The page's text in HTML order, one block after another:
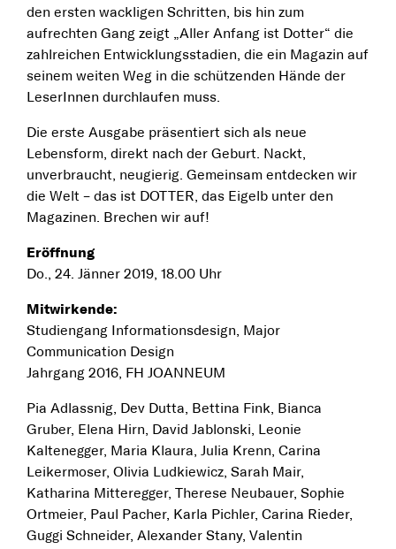
den ersten wackligen Schritten, bis hin zum
aufrechten Gang zeigt „Aller Anfang ist Dotter“ die
zahlreichen Entwicklungsstadien, die ein Magazin auf
seinem weiten Weg in die schützenden Hände der
LeserInnen durchlaufen muss.
Die erste Ausgabe präsentiert sich als neue
Lebensform, direkt nach der Geburt. Nackt,
unverbraucht, neugierig. Gemeinsam entdecken wir
die Welt – das ist DOTTER, das Eigelb unter den
Magazinen. Brechen wir auf!
Eröffnung
Do., 24. Jänner 2019, 18.00 Uhr
Mitwirkende:
Studiengang Informationsdesign, Major
Communication Design
Jahrgang 2016, FH JOANNEUM
Pia Adlassnig, Dev Dutta, Bettina Fink, Bianca
Gruber, Elena Hirn, David Jablonski, Leonie
Kaltenegger, Maria Klaura, Julia Krenn, Carina
Leikermoser, Olivia Ludkiewicz, Sarah Mair,
Katharina Mitteregger, Therese Neubauer, Sophie
Ortmeier, Paul Pacher, Karla Pichler, Carina Rieder,
Guggi Schneider, Alexander Stany, Valentin